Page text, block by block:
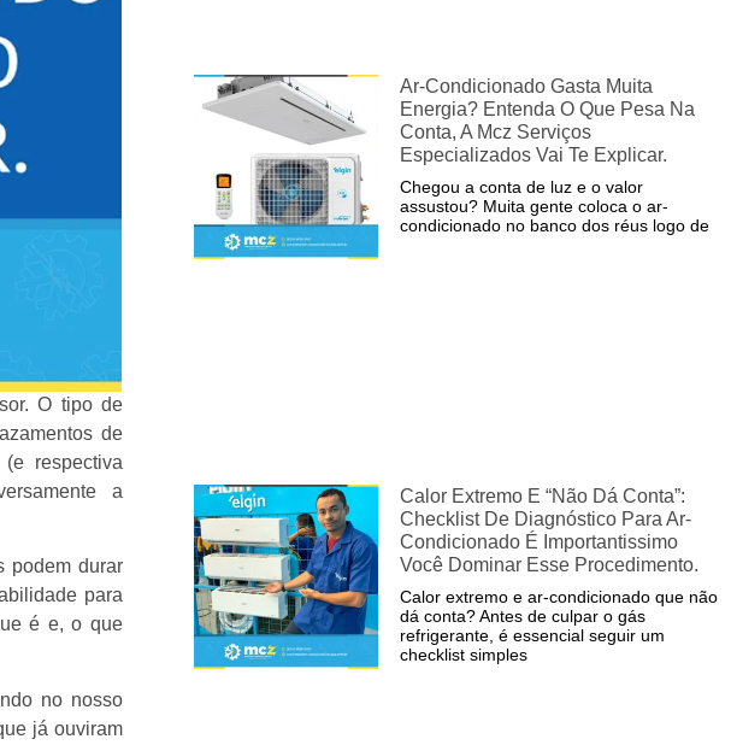
O tipo de
de
respectiva
a
podem durar
para
é e, o que
no nosso
já ouviram
Ar-Condicionado Gasta Muita
Energia? Entenda O Que Pesa Na
Conta, A Mcz Serviços
Especializados Vai Te Explicar.
Chegou a conta de luz e o valor
assustou? Muita gente coloca o ar-
condicionado no banco dos réus logo de
Calor Extremo E “não Dá Conta”:
Checklist De Diagnóstico Para Ar-
Condicionado É Importantissimo
Você Dominar Esse Procedimento.
Calor extremo e ar-condicionado que não
dá conta? Antes de culpar o gás
refrigerante, é essencial seguir um
checklist simples